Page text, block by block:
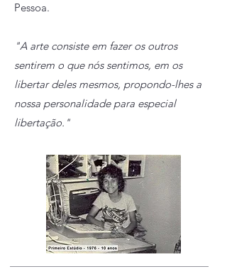
Pessoa.
"A arte consiste em fazer os outros
sentirem o que nós sentimos, em os
libertar deles mesmos, propondo-lhes a
nossa personalidade para especial
libertação."